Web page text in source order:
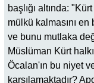
başlığı altında:
mülkü kalmasını
ve bunu mutlaka
Müslüman Kürt
Öcalan'ın bu niyet
karşılamaktadır?